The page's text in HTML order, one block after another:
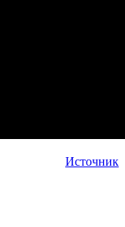
Источник